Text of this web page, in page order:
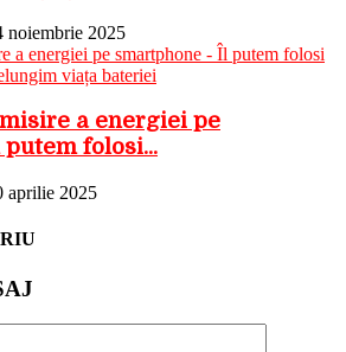
noiembrie 2025
a energiei pe
folosi...
aprilie 2025